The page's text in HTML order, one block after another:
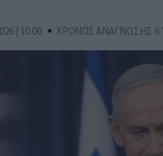
| 10:00 ΧΡΟΝΟΣ ΑΝΑΓΝΩΣΗΣ 6 '